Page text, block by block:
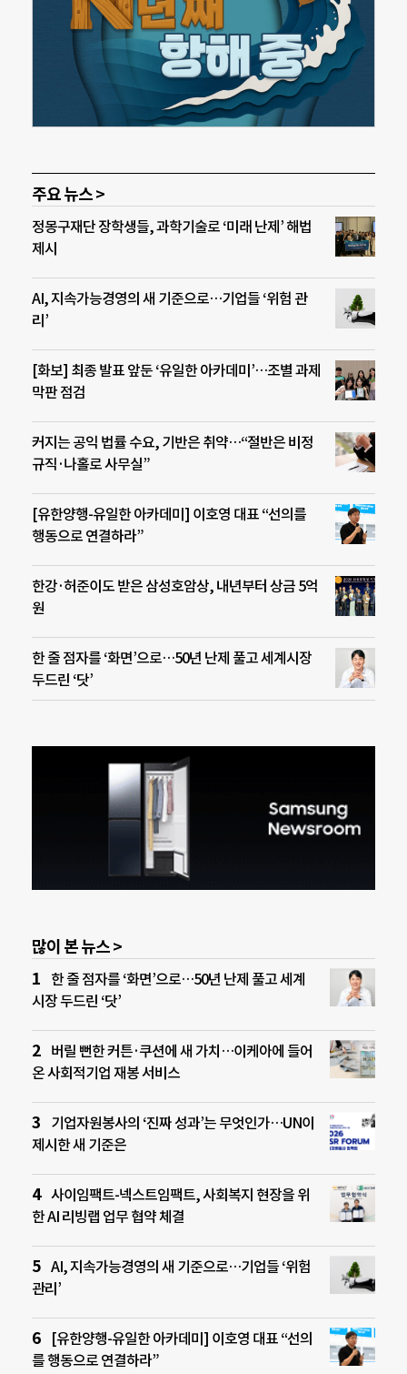
주요 뉴스 >
정몽구재단 장학생들, 과학기술로 ‘미래 난제’ 해법
제시
AI, 지속가능경영의 새 기준으로…기업들 ‘위험 관
리’
[화보] 최종 발표 앞둔 ‘유일한 아카데미’…조별 과제
막판 점검
커지는 공익 법률 수요, 기반은 취약…“절반은 비정
규직·나홀로 사무실”
[유한양행-유일한 아카데미] 이호영 대표 “선의를
행동으로 연결하라”
한강·허준이도 받은 삼성호암상, 내년부터 상금 5억
원
한 줄 점자를 ‘화면’으로…50년 난제 풀고 세계시장
두드린 ‘닷’
많이 본 뉴스 >
한 줄 점자를 ‘화면’으로…50년 난제 풀고 세계
시장 두드린 ‘닷’
버릴 뻔한 커튼·쿠션에 새 가치…이케아에 들어
온 사회적기업 재봉 서비스
기업자원봉사의 ‘진짜 성과’는 무엇인가…UN이
제시한 새 기준은
사이임팩트-넥스트임팩트, 사회복지 현장을 위
한 AI 리빙랩 업무 협약 체결
AI, 지속가능경영의 새 기준으로…기업들 ‘위험
관리’
[유한양행-유일한 아카데미] 이호영 대표 “선의
를 행동으로 연결하라”